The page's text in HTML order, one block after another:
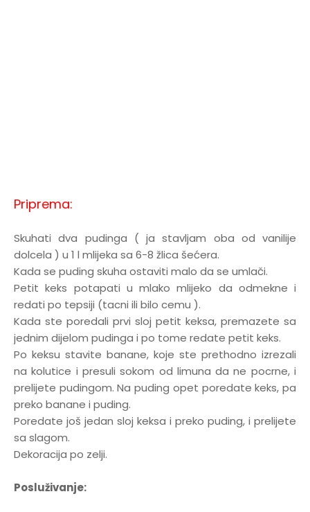
Priprema:
Skuhati dva pudinga ( ja stavljam oba od vanilije
dolcela ) u 1 l mlijeka sa 6-8 žlica šećera.
Kada se puding skuha ostaviti malo da se umlači.
Petit keks potapati u mlako mlijeko da odmekne i
redati po tepsiji (tacni ili bilo cemu ).
Kada ste poredali prvi sloj petit keksa, premazete sa
jednim dijelom pudinga i po tome redate petit keks.
Po keksu stavite banane, koje ste prethodno izrezali
na kolutice i presuli sokom od limuna da ne pocrne, i
prelijete pudingom. Na puding opet poredate keks, pa
preko banane i puding.
Poredate još jedan sloj keksa i preko puding, i prelijete
sa slagom.
Dekoracija po zelji.
Posluživanje: